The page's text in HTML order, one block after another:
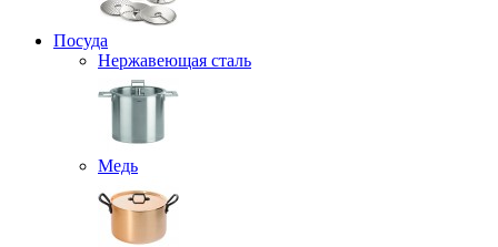
Посуда
Нержавеющая сталь
Медь